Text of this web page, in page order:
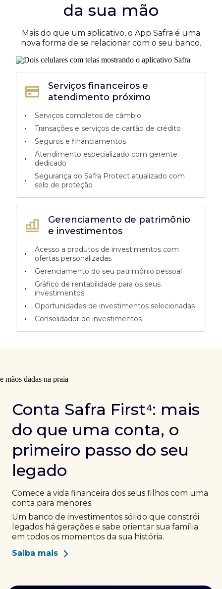
da sua mão
Mais do que um aplicativo, o App Safra é uma
nova forma de se relacionar com o seu banco.
Gerenciamento de patrimônio
e investimentos
•
Acesso a produtos de investimentos com
ofertas personalizadas
• Gerenciamento do seu patrimônio pessoal
•
Gráfico de rentabilidade para os seus
investimentos
• Oportunidades de investimentos selecionadas
• Consolidador de investimentos
Serviços financeiros e
atendimento próximo
•
Serviços completos de câmbio
• Transações e serviços de cartão de crédito
• Seguros e financiamentos
•
Atendimento especializado com gerente
dedicado
•
Segurança do Safra Protect atualizado com
selo de proteção
Conta Safra First⁴: mais
do que uma conta, o
primeiro passo do seu
legado
Comece a vida financeira dos seus filhos com uma
conta para menores.
Um banco de investimentos sólido que constrói
legados há gerações e sabe orientar sua família
em todos os momentos da sua história.
Saiba mais